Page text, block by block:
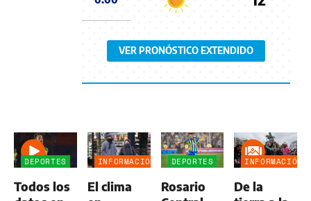
VER PRONÓSTICO EXTENDIDO
DEPORTES
Todos los
INFORMACIÓN
El clima
DEPORTES
Rosario
INFORMACIÓN
De la